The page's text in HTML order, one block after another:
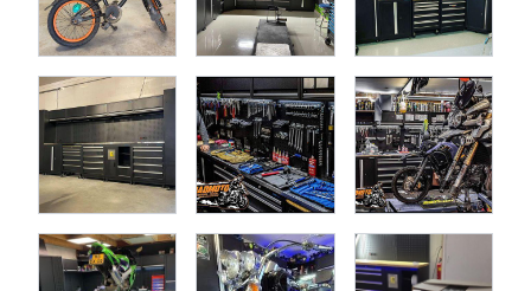
unbedingt eingeschlossen werden müssen.
Die gesamte Einrichtung verfügt überhöhenverstellbare
Füße.
Sie können die Werkbank noch mit einem schmalenoder
einembreitenSchrank erweitern. Außerdem ist sie auch in
den Breiten204 cmund340 cmerhältlich.
Die Einrichtung besteht aus folgenden Teilen:
Hoher Werkzeugschrank mit 2 Türen